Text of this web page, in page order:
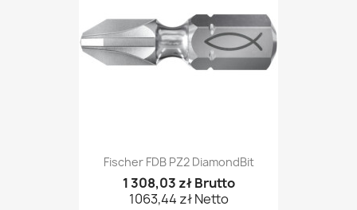
Fischer FDB PZ2 DiamondBit
1 308,03 zł Brutto
1063,44 zł Netto